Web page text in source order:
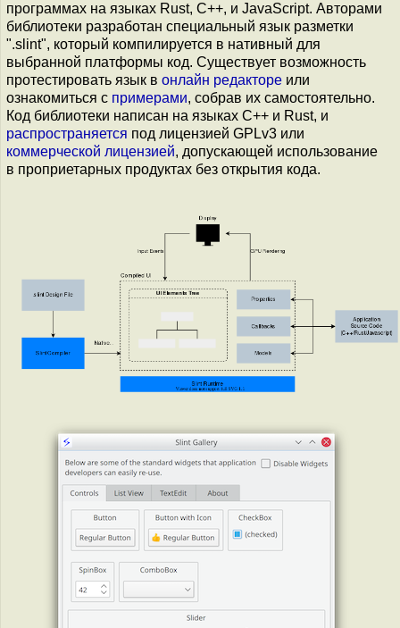
программах на языках Rust, C++, и JavaScript. Авторами
библиотеки разработан специальный язык разметки
".slint", который компилируется в нативный для
выбранной платформы код. Существует возможность
протестировать язык в онлайн редакторе или
ознакомиться с примерами, собрав их самостоятельно.
Код библиотеки написан на языках С++ и Rust, и
распространяется под лицензией GPLv3 или
коммерческой лицензией, допускающей использование
в проприетарных продуктах без открытия кода.